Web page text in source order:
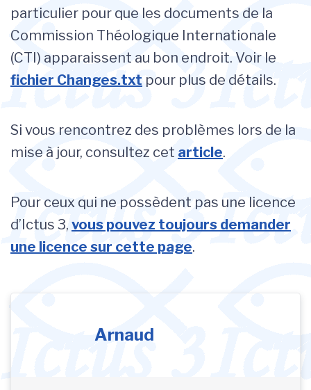
particulier pour que les documents de la
Commission Théologique Internationale
(CTI) apparaissent au bon endroit. Voir le
fichier Changes.txt pour plus de détails.
Si vous rencontrez des problèmes lors de la
mise à jour, consultez cet article.
Pour ceux qui ne possèdent pas une licence
d’Ictus 3, vous pouvez toujours demander
une licence sur cette page.
Arnaud